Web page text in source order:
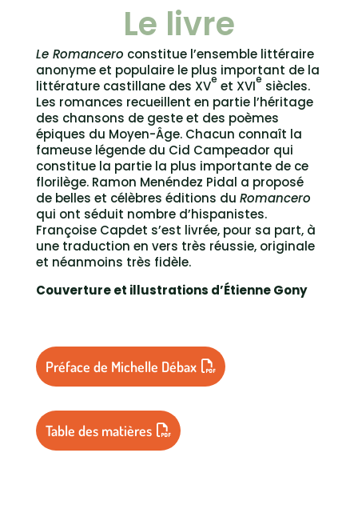
Le livre
Le Romancero constitue l’ensemble littéraire
anonyme et populaire le plus important de la
littérature castillane des XVe et XVIe siècles.
Les romances recueillent en partie l’héritage
des chansons de geste et des poèmes
épiques du Moyen-Âge. Chacun connaît la
fameuse légende du Cid Campeador qui
constitue la partie la plus importante de ce
florilège. Ramon Menéndez Pidal a proposé
de belles et célèbres éditions du Romancero
qui ont séduit nombre d’hispanistes.
Françoise Capdet s’est livrée, pour sa part, à
une traduction en vers très réussie, originale
et néanmoins très fidèle.
Couverture et illustrations d’Étienne Gony
Préface de Michelle Débax
Table des matières